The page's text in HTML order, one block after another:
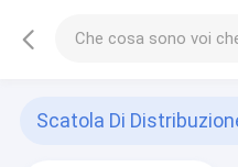
Scatola Di